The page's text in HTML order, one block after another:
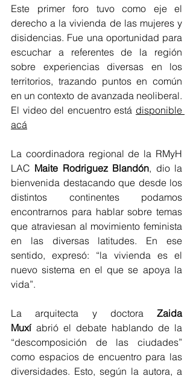
Este primer foro tuvo como eje el
derecho a la vivienda de las mujeres y
disidencias. Fue una oportunidad para
escuchar a referentes de la región
sobre experiencias diversas en los
territorios, trazando puntos en común
en un contexto de avanzada neoliberal.
El video del encuentro está disponible
acá
La coordinadora regional de la RMyH
LAC Maite Rodriguez Blandón, dio la
bienvenida destacando que desde los
distintos continentes podamos
encontrarnos para hablar sobre temas
que atraviesan al movimiento feminista
en las diversas latitudes. En ese
sentido, expresó: “la vivienda es el
nuevo sistema en el que se apoya la
vida”.
La arquitecta y doctora Zaida
Muxí abrió el debate hablando de la
“descomposición de las ciudades”
como espacios de encuentro para las
diversidades. Esto, según la autora, a